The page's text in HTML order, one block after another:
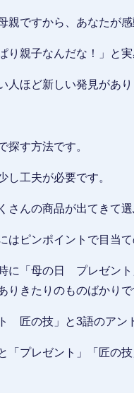
親ですから、あなたが
り親子なんだな！」と実
人ほど新しい発見があり
探す方法です。
し工夫が必要です。
さんの商品が出てきて選
はピンポイントで目当
に「母の日 プレゼン
りきたりのものばかりで
匠の技」と3語のアン
「プレゼント」「匠の